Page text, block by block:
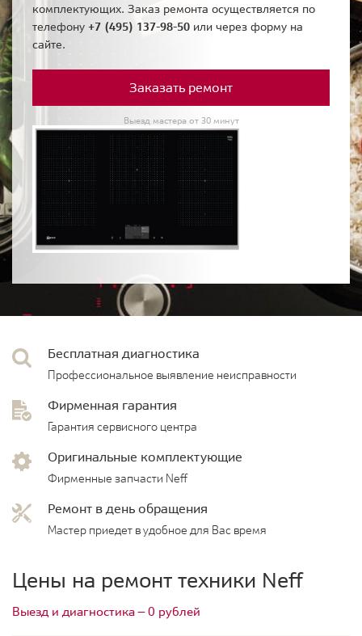
комплектующих. Заказ ремонта осуществляется по
телефону +7 (495) 137-98-50 или через форму на
сайте.
Заказать ремонт
Выезд мастера от 30 минут
Бесплатная диагностика
Профессиональное выявление неисправности
Фирменная гарантия
Гарантия сервисного центра
Оригинальные комплектующие
Фирменные запчасти Neff
Ремонт в день обращения
Мастер приедет в удобное для Вас время
Цены на ремонт техники Neff
Выезд и диагностика — 0 рублей